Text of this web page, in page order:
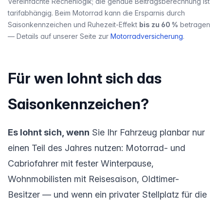
tarifabhängig. Beim Motorrad kann die Ersparnis durch
Saisonkennzeichen und Ruhezeit-Effekt bis zu 60 % betragen
— Details auf unserer Seite zur Motorradversicherung.
Für wen lohnt sich das
Saisonkennzeichen?
Es lohnt sich, wenn Sie Ihr Fahrzeug planbar nur
einen Teil des Jahres nutzen: Motorrad- und
Cabriofahrer mit fester Winterpause,
Wohnmobilisten mit Reisesaison, Oldtimer-
Besitzer — und wenn ein privater Stellplatz für die